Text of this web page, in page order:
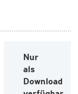
Nur
als
Download